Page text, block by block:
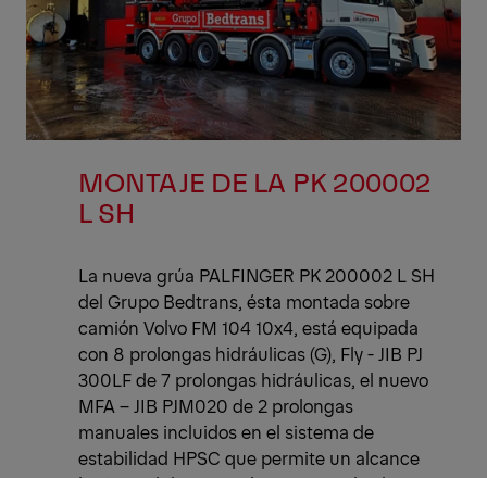
MONTAJE DE LA PK 200002
L SH
La nueva grúa PALFINGER PK 200002 L SH
del Grupo Bedtrans, ésta montada sobre
camión Volvo FM 104 10x4, está equipada
con 8 prolongas hidráulicas (G), Fly - JIB PJ
300LF de 7 prolongas hidráulicas, el nuevo
MFA – JIB PJM020 de 2 prolongas
manuales incluidos en el sistema de
estabilidad HPSC que permite un alcance